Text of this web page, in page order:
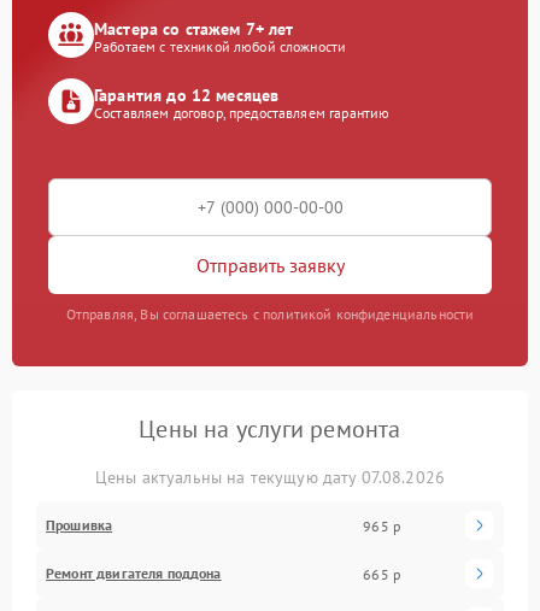
Мастера со стажем 7+ лет
Работаем с техникой любой сложности
Гарантия до 12 месяцев
Составляем договор, предоставляем гарантию
Отправить заявку
Отправляя, Вы соглашаетесь с политикой конфиденциальности
Цены на услуги ремонта
Цены актуальны на текущую дату 07.08.2026
Прошивка 965 р
Ремонт двигателя поддона 665 р